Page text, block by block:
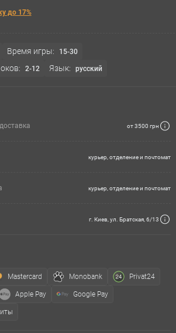
до 17%
Время игры: 15-30
2-12 Язык: русский
от 3500 грн
курьер, отделение и почтомат
курьер, отделение и почтомат
г. Киев, ул. Братская, 6/13
Mastercard Monobank Privat24
Apple Pay Google Pay